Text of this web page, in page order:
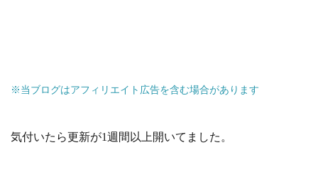
※当ブログはアフィリエイト広告を含む場合があります
気付いたら更新が1週間以上開いてました。